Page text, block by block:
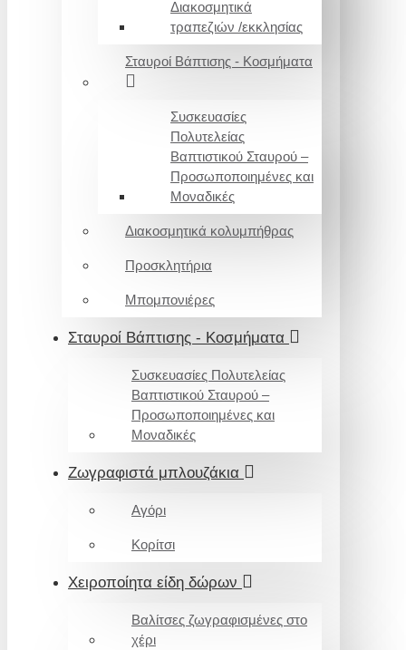
Διακοσμητικά
τραπεζιών /εκκλησίας
Σταυροί Βάπτισης - Κοσμήματα
Συσκευασίες
Πολυτελείας
Βαπτιστικού Σταυρού –
Προσωποποιημένες και
Μοναδικές
Διακοσμητικά κολυμπήθρας
Προσκλητήρια
Μπομπονιέρες
Σταυροί Βάπτισης - Κοσμήματα
Συσκευασίες Πολυτελείας
Βαπτιστικού Σταυρού –
Προσωποποιημένες και
Μοναδικές
Ζωγραφιστά μπλουζάκια
Αγόρι
Κορίτσι
Χειροποίητα είδη δώρων
Βαλίτσες ζωγραφισμένες στο
χέρι